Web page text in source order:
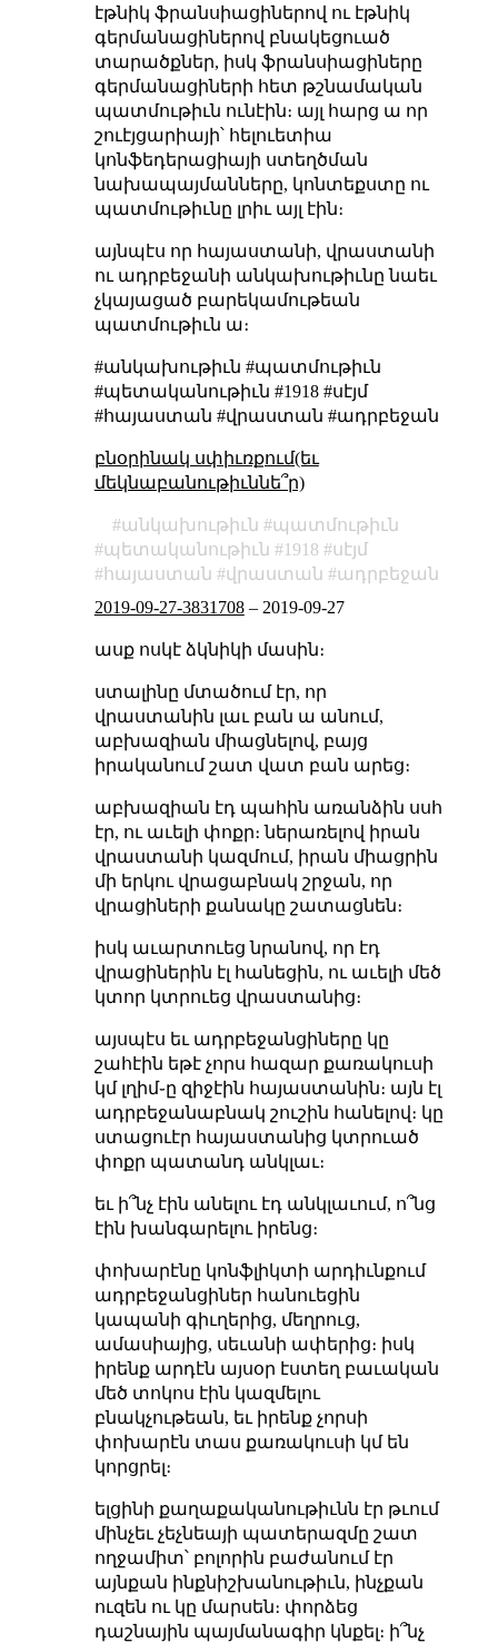
էթնիկ ֆրանսիացիներով ու էթնիկ
գերմանացիներով բնակեցուած
տարածքներ, իսկ ֆրանսիացիները
գերմանացիների հետ թշնամական
պատմութիւն ունէին։ այլ հարց ա որ
շուէյցարիայի՝ հելուետիա
կոնֆեդերացիայի ստեղծման
նախապայմանները, կոնտեքստը ու
պատմութիւնը լրիւ այլ էին։
այնպէս որ հայաստանի, վրաստանի
ու ադրբեջանի անկախութիւնը նաեւ
չկայացած բարեկամութեան
պատմութիւն ա։
#անկախութիւն #պատմութիւն
#պետականութիւն #1918 #սէյմ
#հայաստան #վրաստան #ադրբեջան
բնօրինակ սփիւռքում(եւ
մեկնաբանութիւննե՞ր)
անկախութիւն
պատմութիւն
պետականութիւն
1918
սէյմ
հայաստան
վրաստան
ադրբեջան
2019-09-27-3831708– 2019-09-27
ասք ոսկէ ձկնիկի մասին։
ստալինը մտածում էր, որ
վրաստանին լաւ բան ա անում,
աբխազիան միացնելով, բայց
իրականում շատ վատ բան արեց։
աբխազիան էդ պահին առանձին սսհ
էր, ու աւելի փոքր։ ներառելով իրան
վրաստանի կազմում, իրան միացրին
մի երկու վրացաբնակ շրջան, որ
վրացիների քանակը շատացնեն։
իսկ աւարտուեց նրանով, որ էդ
վրացիներին էլ հանեցին, ու աւելի մեծ
կտոր կտրուեց վրաստանից։
այսպէս եւ ադրբեջանցիները կը
շահէին եթէ չորս հազար քառակուսի
կմ լղիմ֊ը զիջէին հայաստանին։ այն էլ
ադրբեջանաբնակ շուշին հանելով։ կը
ստացուէր հայաստանից կտրուած
փոքր պատանդ անկլաւ։
եւ ի՞նչ էին անելու էդ անկլաւում, ո՞նց
էին խանգարելու իրենց։
փոխարէնը կոնֆլիկտի արդիւնքում
ադրբեջանցիներ հանուեցին
կապանի գիւղերից, մեղրուց,
ամասիայից, սեւանի ափերից։ իսկ
իրենք արդէն այսօր էստեղ բաւական
մեծ տոկոս էին կազմելու
բնակչութեան, եւ իրենք չորսի
փոխարէն տաս քառակուսի կմ են
կորցրել։
ելցինի քաղաքականութիւնն էր թւում
մինչեւ չեչնեայի պատերազմը շատ
ողջամիտ՝ բոլորին բաժանում էր
այնքան ինքնիշխանութիւն, ինչքան
ուզեն ու կը մարսեն։ փորձեց
դաշնային պայմանագիր կնքել։ ի՞նչ